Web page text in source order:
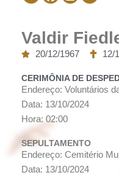
Valdir
20/12/1967 12/
CERIMÔNIA DE
Endereço: Voluntários
Data: 13/10/2024
Hora: 02:00
SEPULTAMENTO
Endereço: Cemitério
Data: 13/10/2024